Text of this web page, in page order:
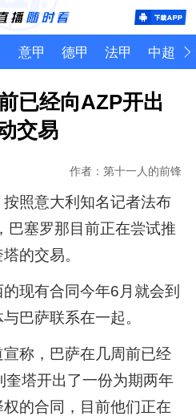
意甲 德甲 法甲 中超
已经向AZP开出
交易
作者：第十一人的前锋
照意大利知名记者法布
巴塞罗那目前正在尝试推
的交易。
现有合同今年6月就会到
巴萨联系在一起。
称，巴萨在几周前已经
奎塔开出了一份为期两年
的合同，目前他们正在